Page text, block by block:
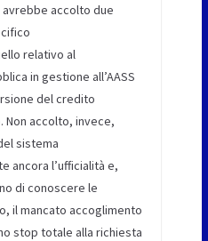
accolto due
relativo al
in gestione all’AASS
del credito
Non accolto, invece,
sistema
ancora l’ufficialità e,
di conoscere le
il mancato accoglimento
stop totale alla richiesta